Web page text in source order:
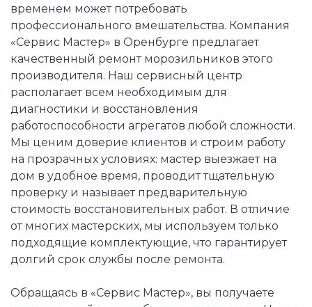
временем может потребовать
профессионального вмешательства. Компания
«Сервис Мастер» в Оренбурге предлагает
качественный ремонт морозильников этого
производителя. Наш сервисный центр
располагает всем необходимым для
диагностики и восстановления
работоспособности агрегатов любой сложности.
Мы ценим доверие клиентов и строим работу
на прозрачных условиях: мастер выезжает на
дом в удобное время, проводит тщательную
проверку и называет предварительную
стоимость восстановительных работ. В отличие
от многих мастерских, мы используем только
подходящие комплектующие, что гарантирует
долгий срок службы после ремонта.
Обращаясь в «Сервис Мастер», вы получаете